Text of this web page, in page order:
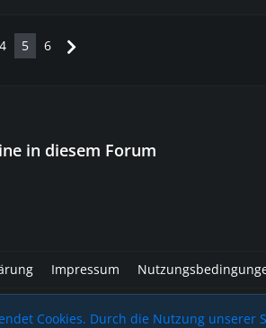
4 5 6
in diesem Forum
Impressum
WoltLab Suite™
Cookies. Durch die Nutzung